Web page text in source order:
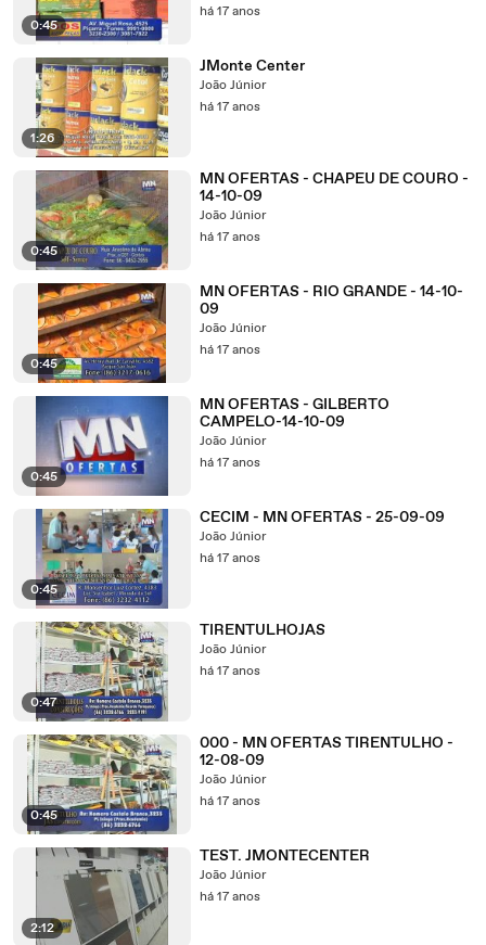
0:45
há 17 anos
1:26
JMonte Center
João Júnior
há 17 anos
0:45
MN OFERTAS - CHAPEU DE COURO -
14-10-09
João Júnior
há 17 anos
0:45
MN OFERTAS - RIO GRANDE - 14-10-
09
João Júnior
há 17 anos
0:45
MN OFERTAS - GILBERTO
CAMPELO-14-10-09
João Júnior
há 17 anos
0:45
CECIM - MN OFERTAS - 25-09-09
João Júnior
há 17 anos
0:47
TIRENTULHOJAS
João Júnior
há 17 anos
0:45
000 - MN OFERTAS TIRENTULHO -
12-08-09
João Júnior
há 17 anos
2:12
TEST. JMONTECENTER
João Júnior
há 17 anos